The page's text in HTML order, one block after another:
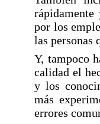
rápidamente
por los
las personas
Y, tampoco
calidad el
y los
más
errores